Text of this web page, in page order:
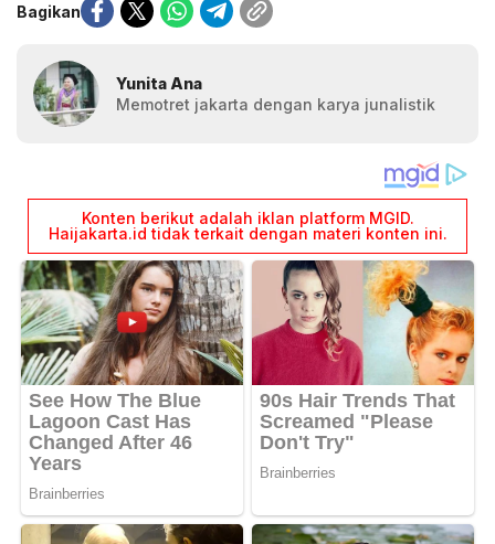
Bagikan
Yunita Ana
Memotret jakarta dengan karya junalistik